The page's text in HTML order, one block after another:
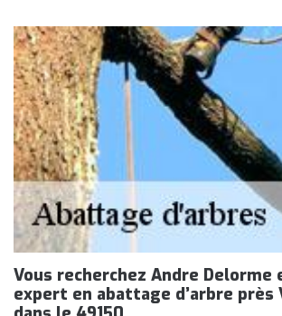
Vous recherchez Andre Delorme
expert en abattage d’arbre près